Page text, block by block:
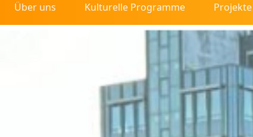
Über uns Kulturelle Programme Projekte